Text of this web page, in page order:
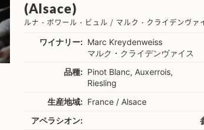
(Alsace)
ルナ・ボワール・ビュル / マルク・クライデンヴァ
ワイナリー: Marc Kreydenweiss
マルク・クライデンヴァイス
品種: Pinot Blanc, Auxerrois,
Riesling
生産地域: France / Alsace
アペラシオン: